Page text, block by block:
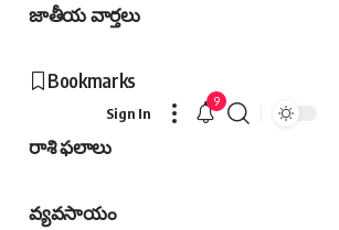
జాతీయ వార్తలు
Bookmarks
రాశి ఫలాలు
వ్యవసాయం
Sign In
9